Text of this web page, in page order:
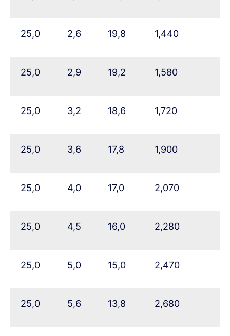
25,0 2,6 19,8 1,440
25,0 2,9 19,2 1,580
25,0 3,2 18,6 1,720
25,0 3,6 17,8 1,900
25,0 4,0 17,0 2,070
25,0 4,5 16,0 2,280
25,0 5,0 15,0 2,470
25,0 5,6 13,8 2,680